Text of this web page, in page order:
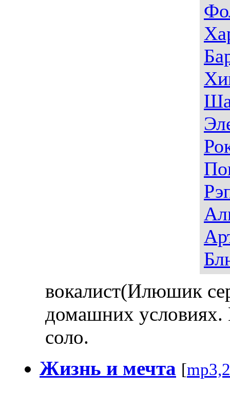
вокалист(Илюшик
домашних
соло.
Жизнь и мечта [